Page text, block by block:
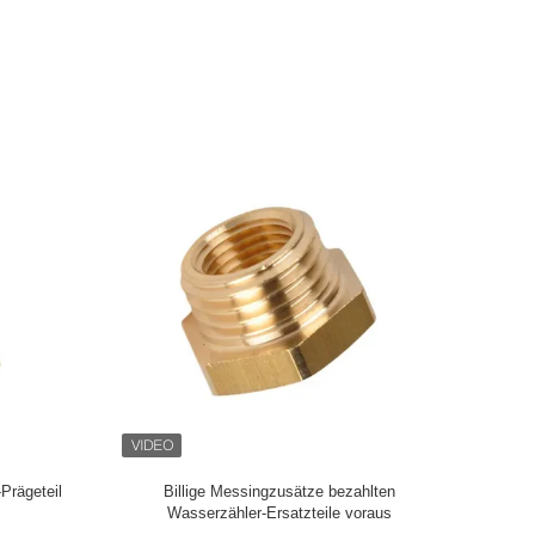
Billige Messingzusätze bezahlten
Wasserzähler-Ersatzteile voraus